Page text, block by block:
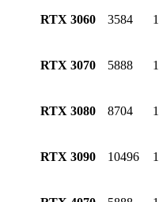
RTX 3060 3584
RTX 3070 5888
RTX 3080 8704
RTX 3090 10496